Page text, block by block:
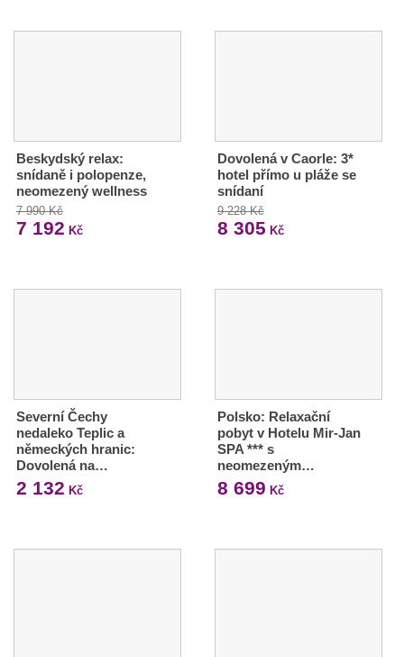
Beskydský relax:
snídaně i polopenze,
neomezený wellness
7 990 Kč
7 192 Kč
Dovolená v Caorle: 3*
hotel přímo u pláže se
snídaní
9 228 Kč
8 305 Kč
Severní Čechy
nedaleko Teplic a
německých hranic:
Dovolená na…
2 132 Kč
Polsko: Relaxační
pobyt v Hotelu Mir-Jan
SPA *** s
neomezeným…
8 699 Kč